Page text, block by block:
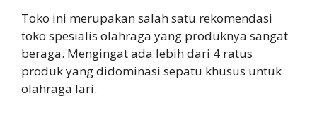
Toko ini merupakan salah satu rekomendasi
toko spesialis olahraga yang produknya sangat
beraga. Mengingat ada lebih dari 4 ratus
produk yang didominasi sepatu khusus untuk
olahraga lari.